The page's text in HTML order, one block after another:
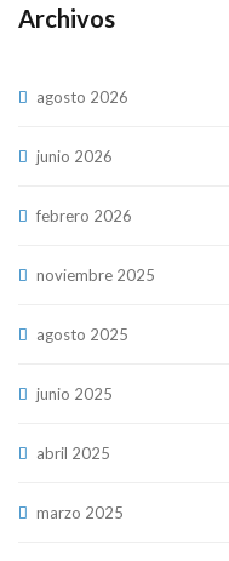
Archivos
agosto 2026
junio 2026
febrero 2026
noviembre 2025
agosto 2025
junio 2025
abril 2025
marzo 2025